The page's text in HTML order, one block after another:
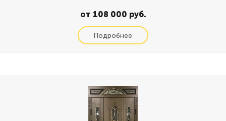
от 108 000 руб.